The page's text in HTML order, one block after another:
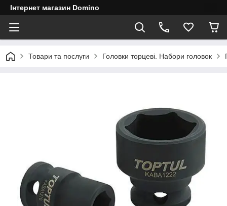
Інтернет магазин Domino
Товари та послуги Головки торцеві. Набори головок